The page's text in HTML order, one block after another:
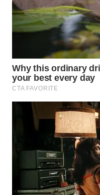
WN
BOROBUDUR
WN
MADURA
SURABAYA
BINTAN